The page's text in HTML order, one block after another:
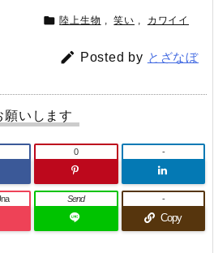
 陸上生物 笑い カワイイ
 Posted by とざなぼ
願いします
0 -
Send
Copy
-